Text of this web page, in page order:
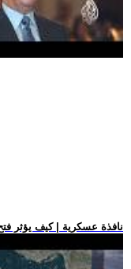
.. نافذة عسكرية | كيف يؤثر